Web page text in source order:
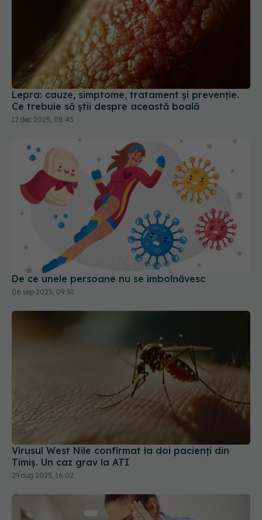
Lepra: cauze, simptome, tratament și prevenție.
Ce trebuie să știi despre această boală
12 dec 2025, 08:45
De ce unele persoane nu se îmbolnăvesc
06 sep 2025, 09:30
Virusul West Nile confirmat la doi pacienți din
Timiș. Un caz grav la ATI
29 aug 2025, 16:02